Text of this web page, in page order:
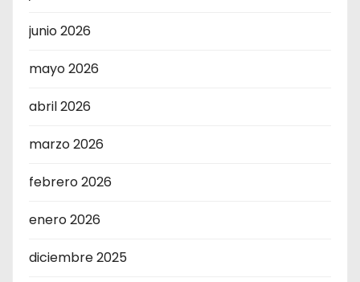
junio 2026
mayo 2026
abril 2026
marzo 2026
febrero 2026
enero 2026
diciembre 2025